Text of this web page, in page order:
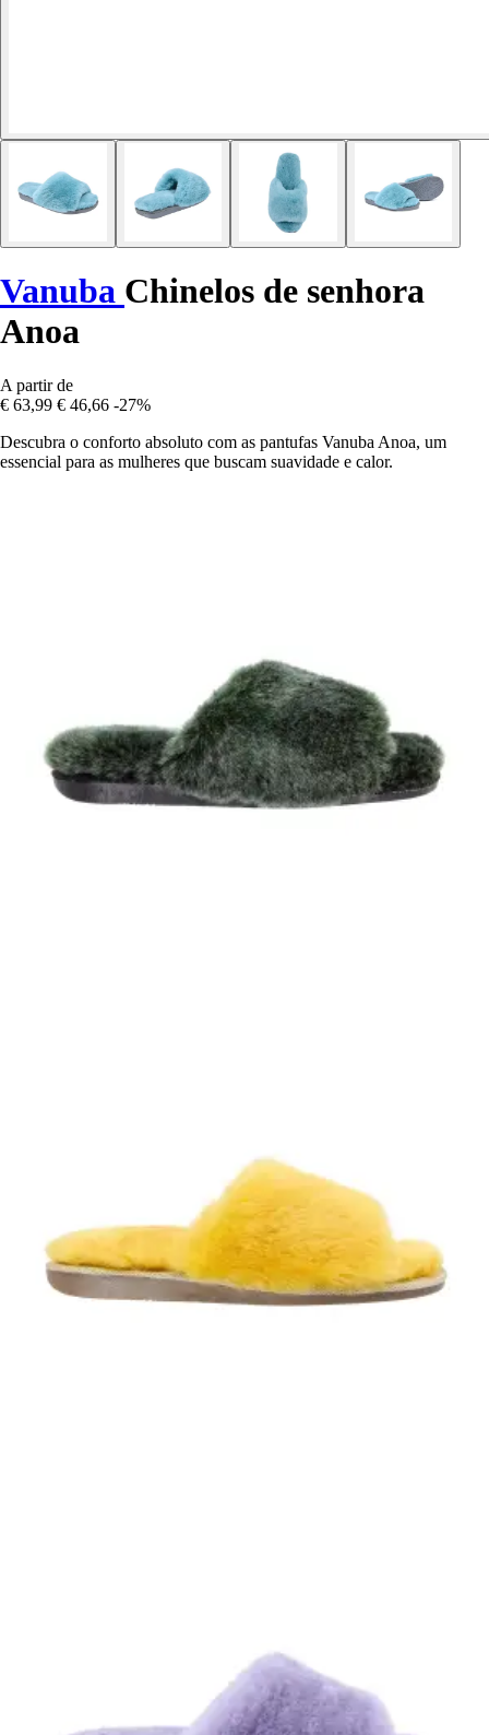
Vanuba Chinelos de senhora
Anoa
A partir de
€ 63,99 € 46,66 -27%
Descubra o conforto absoluto com as pantufas Vanuba Anoa, um
essencial para as mulheres que buscam suavidade e calor.